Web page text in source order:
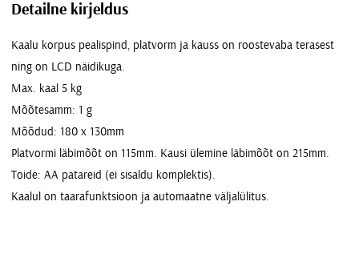
Detailne kirjeldus
Kaalu korpus pealispind, platvorm ja kauss on roostevaba terasest
ning on LCD näidikuga.
Max. kaal 5 kg
Mõõtesamm: 1 g
Mõõdud: 180 x 130mm
Platvormi läbimõõt on 115mm. Kausi ülemine läbimõõt on 215mm.
Toide: AA patareid (ei sisaldu komplektis).
Kaalul on taarafunktsioon ja automaatne väljalülitus.